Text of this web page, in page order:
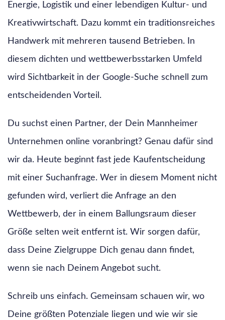
Energie, Logistik und einer lebendigen Kultur- und
Kreativwirtschaft. Dazu kommt ein traditionsreiches
Handwerk mit mehreren tausend Betrieben. In
diesem dichten und wettbewerbsstarken Umfeld
wird Sichtbarkeit in der Google-Suche schnell zum
entscheidenden Vorteil.
Du suchst einen Partner, der Dein Mannheimer
Unternehmen online voranbringt? Genau dafür sind
wir da. Heute beginnt fast jede Kaufentscheidung
mit einer Suchanfrage. Wer in diesem Moment nicht
gefunden wird, verliert die Anfrage an den
Wettbewerb, der in einem Ballungsraum dieser
Größe selten weit entfernt ist. Wir sorgen dafür,
dass Deine Zielgruppe Dich genau dann findet,
wenn sie nach Deinem Angebot sucht.
Schreib uns einfach. Gemeinsam schauen wir, wo
Deine größten Potenziale liegen und wie wir sie